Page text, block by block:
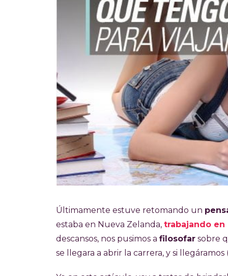
Últimamente estuve retomando un
estaba en Nueva Zelanda, trabajando en
descansos, nos pusimos a filosofar sobre
se llegara a abrir la carrera, y si